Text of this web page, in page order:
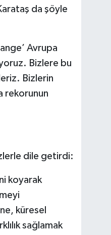
da şöyle
Avrupa
Bizlere bu
Bizlerin
rekorunun
dile getirdi:
koyarak
küresel
sağlamak